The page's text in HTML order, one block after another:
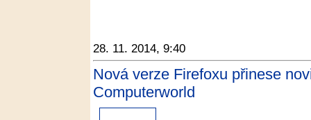
28. 11. 2014, 9:40
Nová verze Firefoxu přinese
Computerworld